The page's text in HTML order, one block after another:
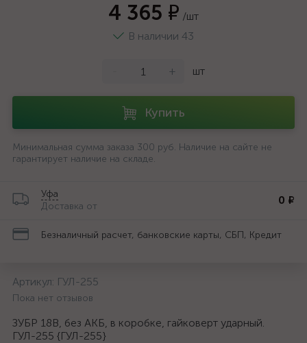
4 365 ₽ /шт
В наличии 43
+ шт
Купить
Минимальная сумма заказа 300 руб. Наличие на сайте не
гарантирует наличие на складе.
Уфа
Доставка от
0 ₽
Безналичный расчет, банковские карты, СБП, Кредит
Артикул: ГУЛ-255
Пока нет отзывов
ЗУБР 18В, без АКБ, в коробке, гайковерт ударный.
ГУЛ-255 {ГУЛ-255}